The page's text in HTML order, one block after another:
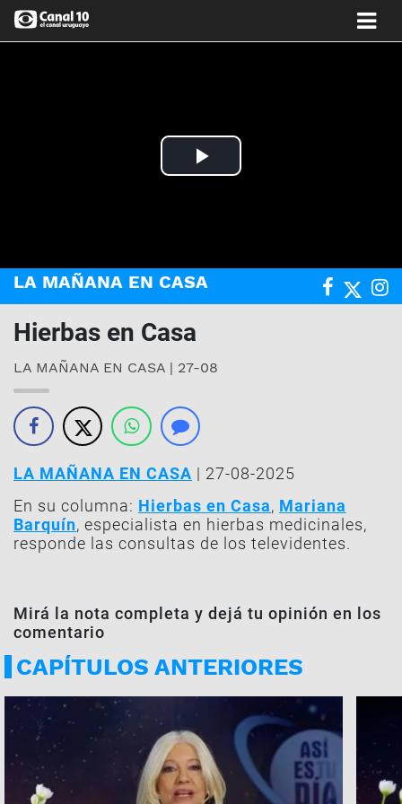
Play
LA MAÑANA EN CASA
Hierbas en Casa
LA MAÑANA EN CASA | 27-08
LA MAÑANA EN CASA | 27-08-2025
En su columna: Hierbas en Casa, Mariana
Barquín, especialista en hierbas medicinales,
responde las consultas de los televidentes.
Mirá la nota completa y dejá tu opinión en los
comentario
CAPÍTULOS ANTERIORES